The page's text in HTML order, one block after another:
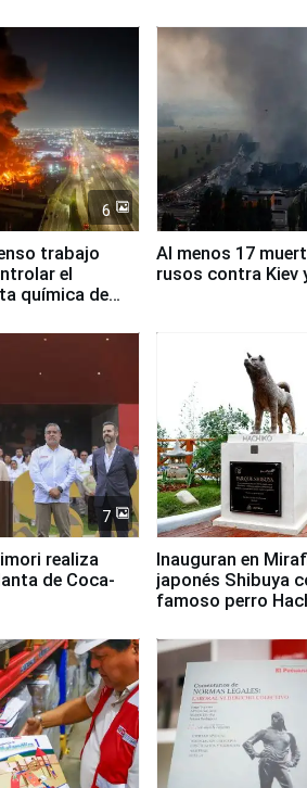
6
trabajo
el
química de
Al menos 17
rusos contra Kiev
7
realiza
de Coca-
Inauguran en
japonés Shibuya
famoso perro